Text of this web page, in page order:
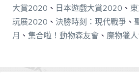
大賞2020 、 日本遊戲大賞2020 、
玩展2020 、 決勝時刻：現代戰爭 、
月 、 集合啦！動物森友會 、 魔物獵